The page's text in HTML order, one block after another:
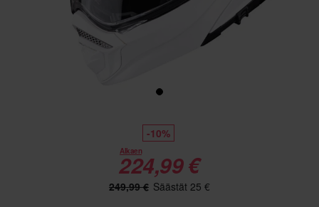
-10%
Alkaen
224,99 €
249,99 € Säästät 25 €